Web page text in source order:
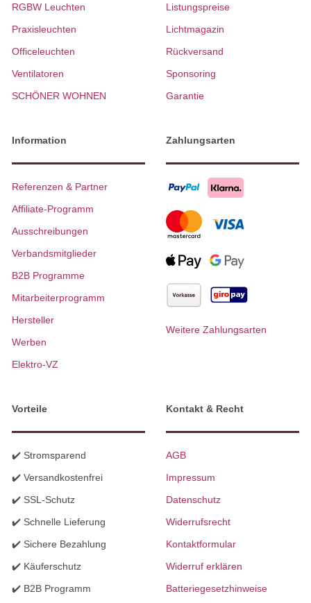
RGBW Leuchten
Praxisleuchten
Officeleuchten
Ventilatoren
SCHÖNER WOHNEN
Listungspreise
Lichtmagazin
Rückversand
Sponsoring
Garantie
Information
Referenzen & Partner
Affiliate-Programm
Ausschreibungen
Verbandsmitglieder
B2B Programme
Mitarbeiterprogramm
Hersteller
Werben
Elektro-VZ
Zahlungsarten
Weitere Zahlungsarten
Vorteile
✔️ Stromsparend
✔️ Versandkostenfrei
✔️ SSL-Schutz
✔️ Schnelle Lieferung
✔️ Sichere Bezahlung
✔️ Käuferschutz
✔️ B2B Programm
Kontakt & Recht
AGB
Impressum
Datenschutz
Widerrufsrecht
Kontaktformular
Widerruf erklären
Batteriegesetzhinweise